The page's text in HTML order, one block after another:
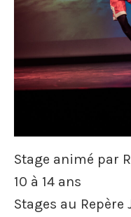
Stage animé par
10 à 14 ans
Stages au